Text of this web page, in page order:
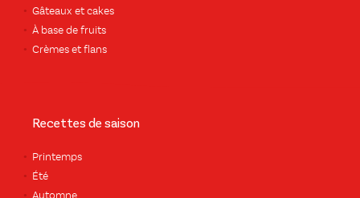
Gâteaux et cakes
À base de fruits
Crèmes et flans
Recettes de saison
Printemps
Été